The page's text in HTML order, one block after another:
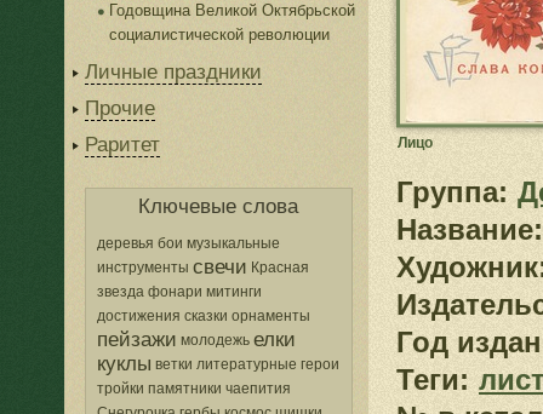
Годовщина Великой Октябрьской
социалистической революции
Личные праздники
Прочие
Раритет
Ключевые слова
деревья бои музыкальные
инструменты свечи Красная
звезда фонари митинги
достижения сказки орнаменты
пейзажи молодежь елки
куклы ветки литературные герои
тройки памятники чаепития
Лицо
Группа:
Название:
Год
Теги: